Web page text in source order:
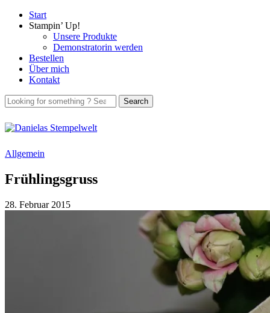
Start
Stampin’ Up!
Unsere Produkte
Demonstratorin werden
Bestellen
Über mich
Kontakt
Allgemein
Frühlingsgruss
28. Februar 2015